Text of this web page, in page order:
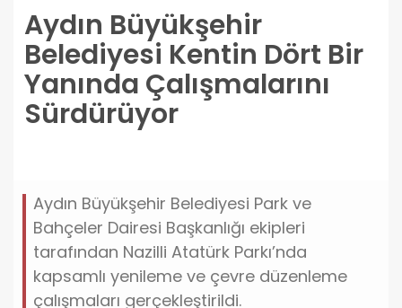
Aydın Büyükşehir
Belediyesi Kentin Dört Bir
Yanında Çalışmalarını
Sürdürüyor
aydin-buyuksehir-belediyesi-kentin-dort-bir-
Aydın Büyükşehir Belediyesi Park ve
Bahçeler Dairesi Başkanlığı ekipleri
tarafından Nazilli Atatürk Parkı’nda
kapsamlı yenileme ve çevre düzenleme
çalışmaları gerçekleştirildi.